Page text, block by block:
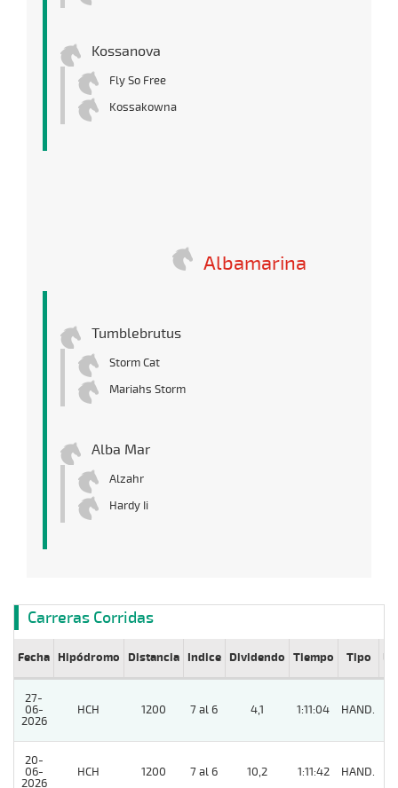
Kossanova
Fly So Free
Kossakowna
Albamarina
Tumblebrutus
Storm Cat
Mariahs Storm
Alba Mar
Alzahr
Hardy Ii
Carreras Corridas
Fecha Hipódromo Distancia Indice Dividendo Tiempo Tipo Lº
27-
06-
2026
HCH 1200 7 al 6 4,1 1:11:04 HAND.
20-
06-
2026
HCH 1200 7 al 6 10,2 1:11:42 HAND.